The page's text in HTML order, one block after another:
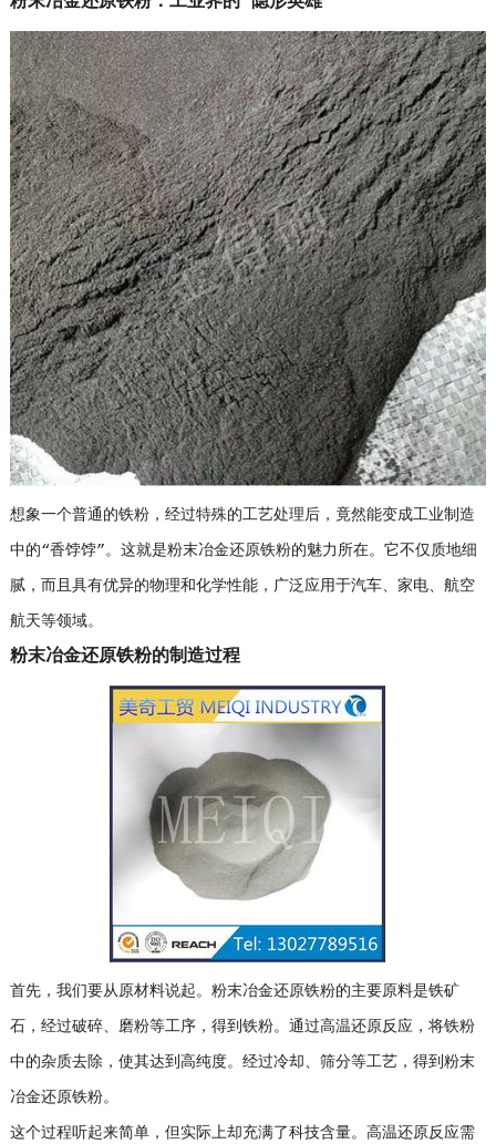
想象一个普通的铁粉，经过特殊的工艺处理后，竟然能变成工业制造
中的“香饽饽”。这就是粉末冶金还原铁粉的魅力所在。它不仅质地细
腻，而且具有优异的物理和化学性能，广泛应用于汽车、家电、航空
航天等领域。
粉末冶金还原铁粉的制造过程
首先，我们要从原材料说起。粉末冶金还原铁粉的主要原料是铁矿
石，经过破碎、磨粉等工序，得到铁粉。通过高温还原反应，将铁粉
中的杂质去除，使其达到高纯度。经过冷却、筛分等工艺，得到粉末
冶金还原铁粉。
这个过程听起来简单，但实际上却充满了科技含量。高温还原反应需